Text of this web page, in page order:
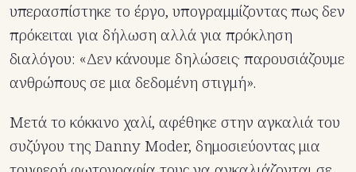
υπερασπίστηκε το έργο, υπογραμμίζοντας πως δεν
πρόκειται για δήλωση αλλά για πρόκληση
διαλόγου: «Δεν κάνουμε δηλώσεις· παρουσιάζουμε
ανθρώπους σε μια δεδομένη στιγμή».
Μετά το κόκκινο χαλί, αφέθηκε στην αγκαλιά του
συζύγου της Danny Moder, δημοσιεύοντας μια